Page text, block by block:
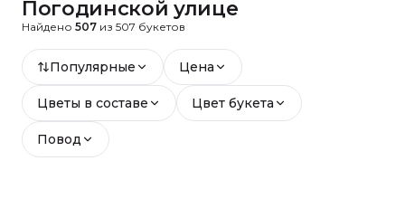
Погодинской улице
Найдено 507 из 507 букетов
Популярные Цена
Цветы в составе Цвет букета
Повод